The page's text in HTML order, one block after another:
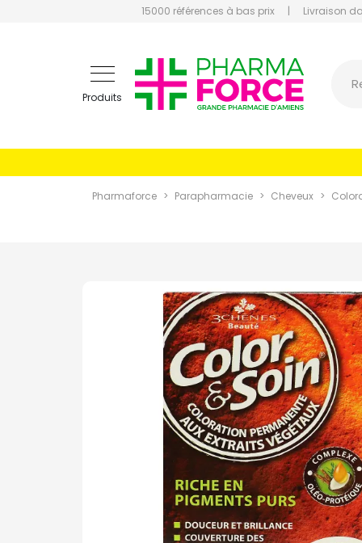
15000 références à bas prix | Livraison
Produits
Pharmaforce Parapharmacie Cheveux